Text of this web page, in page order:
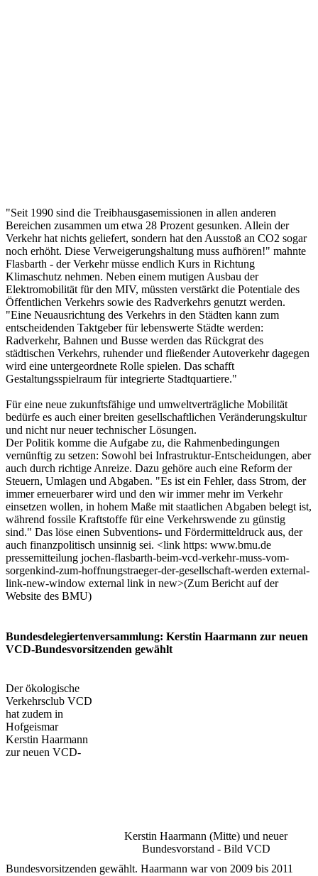
"Seit 1990 sind die Treibhausgasemissionen in allen anderen
Bereichen zusammen um etwa 28 Prozent gesunken. Allein der
Verkehr hat nichts geliefert, sondern hat den Ausstoß an CO2 sogar
noch erhöht. Diese Verweigerungshaltung muss aufhören!" mahnte
Flasbarth - der Verkehr müsse endlich Kurs in Richtung
Klimaschutz nehmen. Neben einem mutigen Ausbau der
Elektromobilität für den MIV, müssten verstärkt die Potentiale des
Öffentlichen Verkehrs sowie des Radverkehrs genutzt werden.
"Eine Neuausrichtung des Verkehrs in den Städten kann zum
entscheidenden Taktgeber für lebenswerte Städte werden:
Radverkehr, Bahnen und Busse werden das Rückgrat des
städtischen Verkehrs, ruhender und fließender Autoverkehr dagegen
wird eine untergeordnete Rolle spielen. Das schafft
Gestaltungsspielraum für integrierte Stadtquartiere."
Für eine neue zukunftsfähige und umweltverträgliche Mobilität
bedürfe es auch einer breiten gesellschaftlichen Veränderungskultur
und nicht nur neuer technischer Lösungen.
Der Politik komme die Aufgabe zu, die Rahmenbedingungen
vernünftig zu setzen: Sowohl bei Infrastruktur-Entscheidungen, aber
auch durch richtige Anreize. Dazu gehöre auch eine Reform der
Steuern, Umlagen und Abgaben. "Es ist ein Fehler, dass Strom, der
immer erneuerbarer wird und den wir immer mehr im Verkehr
einsetzen wollen, in hohem Maße mit staatlichen Abgaben belegt ist,
während fossile Kraftstoffe für eine Verkehrswende zu günstig
sind." Das löse einen Subventions- und Fördermitteldruck aus, der
auch finanzpolitisch unsinnig sei. <link https: www.bmu.de
pressemitteilung jochen-flasbarth-beim-vcd-verkehr-muss-vom-
sorgenkind-zum-hoffnungstraeger-der-gesellschaft-werden external-
link-new-window external link in new>(Zum Bericht auf der
Website des BMU)
Bundesdelegiertenversammlung: Kerstin Haarmann zur neuen
VCD-Bundesvorsitzenden gewählt
Kerstin Haarmann (Mitte) und neuer
Bundesvorstand - Bild VCD
Der ökologische
Verkehrsclub VCD
hat zudem in
Hofgeismar
Kerstin Haarmann
zur neuen VCD-
Bundesvorsitzenden gewählt. Haarmann war von 2009 bis 2011